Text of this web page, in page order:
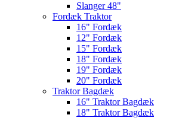
Slanger 48"
Fordæk Traktor
16" Fordæk
12" Fordæk
15" Fordæk
18" Fordæk
19" Fordæk
20" Fordæk
Traktor Bagdæk
16" Traktor Bagdæk
18" Traktor Bagdæk